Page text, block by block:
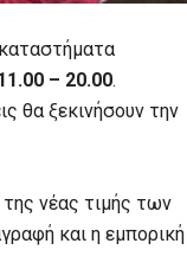
– 20.00.
θα ξεκινήσουν την
νέας τιμής των
και η εμπορική